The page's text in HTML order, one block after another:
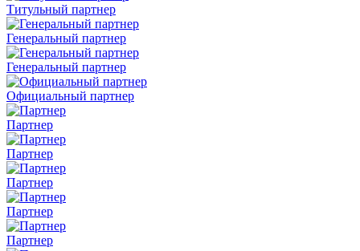
Титульный партнер
Генеральный партнер
Генеральный партнер
Официальный партнер
Партнер
Партнер
Партнер
Партнер
Партнер